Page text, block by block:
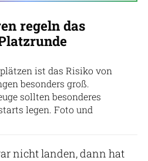
regeln das
ist das Risiko von
besonders groß.
sollten besonderes
legen. Foto und
nicht landen, dann hat